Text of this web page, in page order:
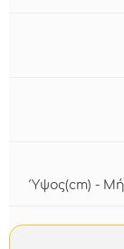
Ύψος(cm) -